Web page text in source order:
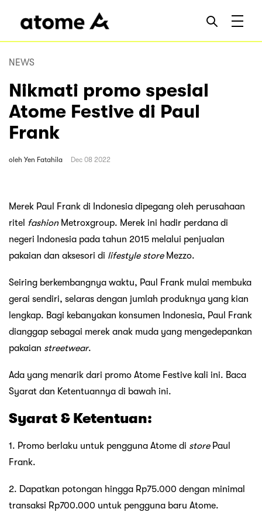
NEWS
Nikmati promo spesial
Atome Festive di Paul
Frank
oleh Yen Fatahila Dec 08 2022
Merek Paul Frank di Indonesia dipegang oleh perusahaan
ritel fashionMetroxgroup. Merek ini hadir perdana di
negeri Indonesia pada tahun 2015 melalui penjualan
pakaian dan aksesori di lifestyle storeMezzo.
Seiring berkembangnya waktu, Paul Frank mulai membuka
gerai sendiri, selaras dengan jumlah produknya yang kian
lengkap. Bagi kebanyakan konsumen Indonesia, Paul Frank
dianggap sebagai merek anak muda yang mengedepankan
pakaian streetwear.
Ada yang menarik dari promo Atome Festive kali ini. Baca
Syarat dan Ketentuannya di bawah ini.
Syarat & Ketentuan:
1. Promo berlaku untuk pengguna Atome di storePaul
Frank.
2. Dapatkan potongan hingga Rp75.000 dengan minimal
transaksi Rp700.000 untuk pengguna baru Atome.